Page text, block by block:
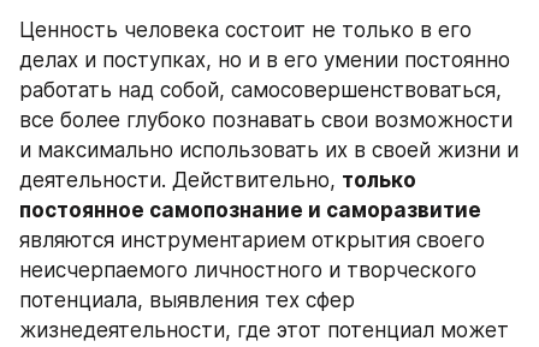
Ценность человека состоит не только в его
делах и поступках, но и в его умении постоянно
работать над собой, самосовершенствоваться,
все более глубоко познавать свои возможности
и максимально использовать их в своей жизни и
деятельности. Действительно, только
являются инструментарием открытия своего
неисчерпаемого личностного и творческого
потенциала, выявления тех сфер
жизнедеятельности, где этот потенциал может